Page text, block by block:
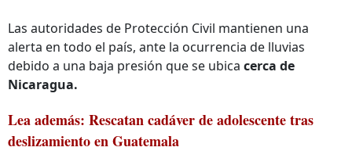
Las autoridades de Protección Civil mantienen una
alerta en todo el país, ante la ocurrencia de lluvias
debido a una baja presión que se ubica cerca de
Nicaragua.
Lea además: Rescatan cadáver de adolescente tras
deslizamiento en Guatemala